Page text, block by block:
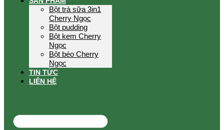
Bột trà sữa 3in1
Cherry Ngọc
Bột pudding
Bột kem Cherry
Ngọc
Bột béo Cherry
Ngọc
TIN TỨC
LIÊN HỆ